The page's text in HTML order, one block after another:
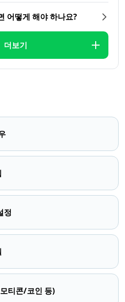
어떻게 해야 하나요?
더보기
정
티콘/코인 등)